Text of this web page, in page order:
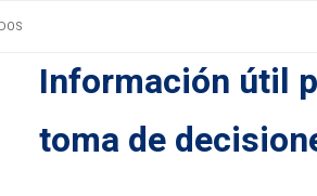
Información útil
toma de